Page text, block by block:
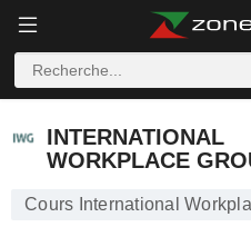
INTERNATIONAL
WORKPLACE
Cours International